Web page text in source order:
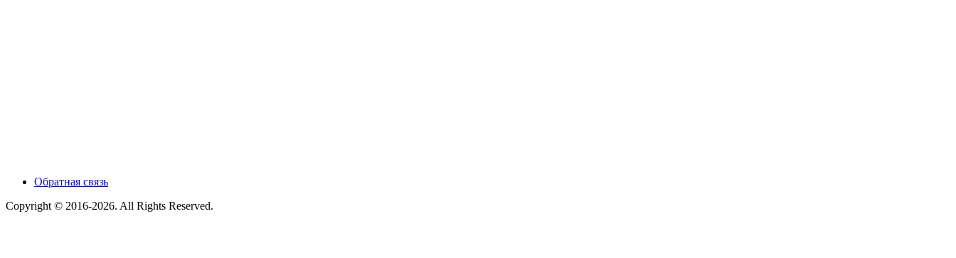
Обратная связь
Copyright © 2016-2026. All Rights Reserved.